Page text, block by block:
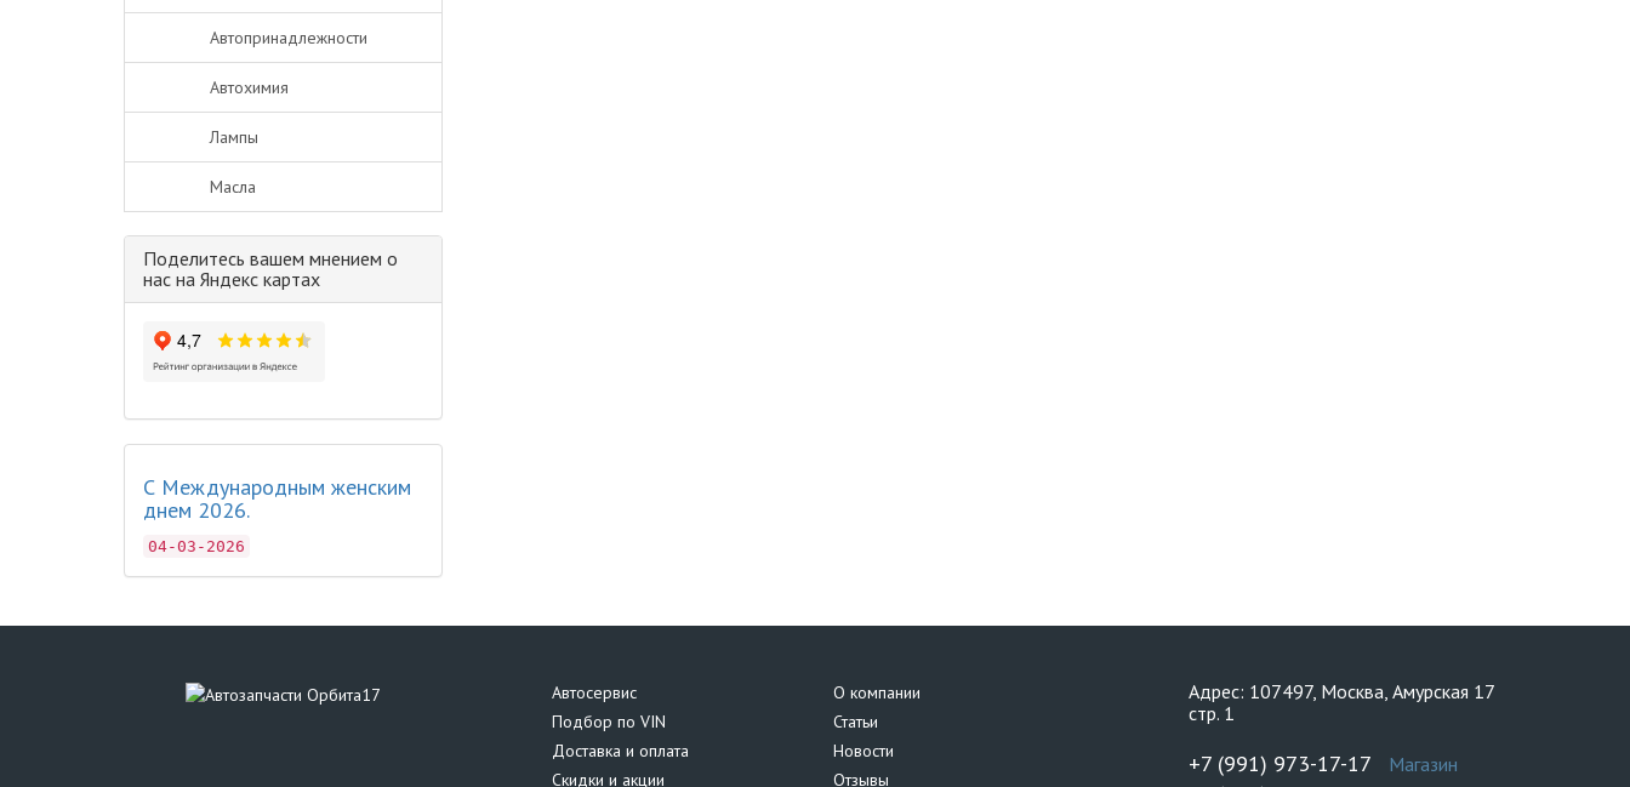
Автопринадлежности
Автохимия
Лампы
Масла
Поделитесь вашем мнением о
нас на Яндекс картах
С Международным женским
днем 2026.
04-03-2026
Автосервис
Подбор по VIN
Доставка и оплата
Скидки и акции
О компании
Статьи
Новости
Отзывы
Адрес: 107497, Москва, Амурская 17
стр. 1
+7 (991) 973-17-17 Магазин